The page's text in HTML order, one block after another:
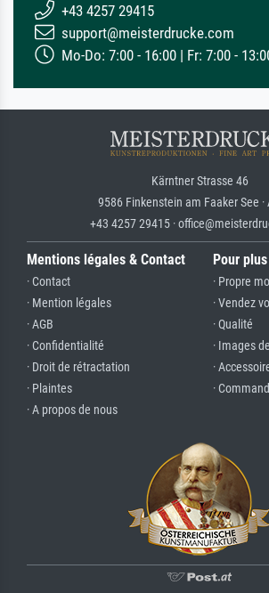
+43 4257 29415
support@meisterdrucke.com
Mo-Do: 7:00 - 16:00 | Fr: 7:00 -
Kärntner Strasse 46
9586 Finkenstein am Faaker See ·
+43 4257 29415 ·
Mentions légales & Contact
· Contact
· Mention légales
· AGB
· Confidentialité
· Droit de rétractation
· Plaintes
· A propos de nous
Pour
· Propre
· Vendez
· Qualité
· Images
·
·